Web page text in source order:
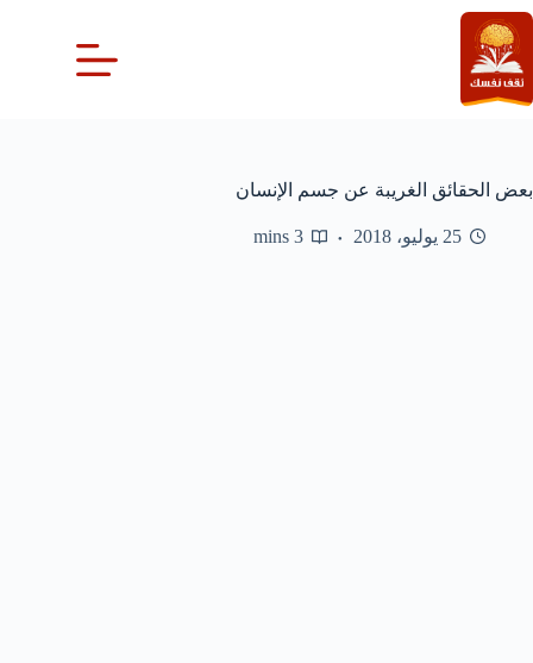
التجاوز
إلى
المحتوى
بعض الحقائق الغريبة عن جسم الإنسان
25 يوليو، 2018 3 mins